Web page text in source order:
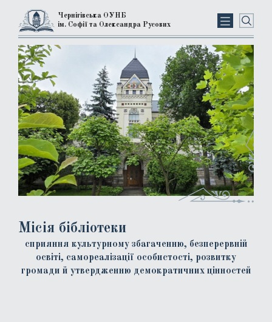
Чернігівська ОУНБ
ім. Софії та Олександра Русових
Місія бібліотеки
сприяння культурному збагаченню, безперервній
освіті, самореалізації особистості, розвитку
громади й утвердженню демократичних цінностей